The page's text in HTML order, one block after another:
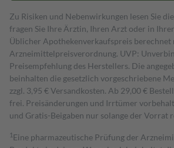
Zu Risiken und Nebenwirkungen lesen Sie
fragen Sie Ihre Ärztin, Ihren Arzt oder in
Üblicher Apothekenverkaufspreis berechnet
Arzneimittelpreisverordnung. UVP:
Preisempfehlung des Herstellers. Die
beinhalten die gesetzlich vorgeschriebene
zzgl. 3,95 € Versandkosten. Ab 29,00 €
frei. Preisänderungen und Irrtümer
und Gratis-Beigaben nur solange der Vorrat
1 Eine pharmazeutische Prüfung der